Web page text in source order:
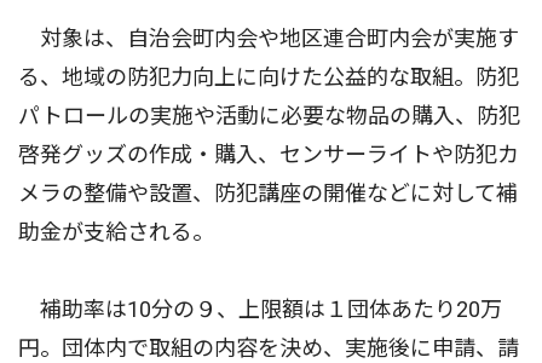
対象は、自治会町内会や地区連合町内会が実施す
る、地域の防犯力向上に向けた公益的な取組。防犯
パトロールの実施や活動に必要な物品の購入、防犯
啓発グッズの作成・購入、センサーライトや防犯カ
メラの整備や設置、防犯講座の開催などに対して補
助金が支給される。
補助率は10分の９、上限額は１団体あたり20万
円。団体内で取組の内容を決め、実施後に申請、請